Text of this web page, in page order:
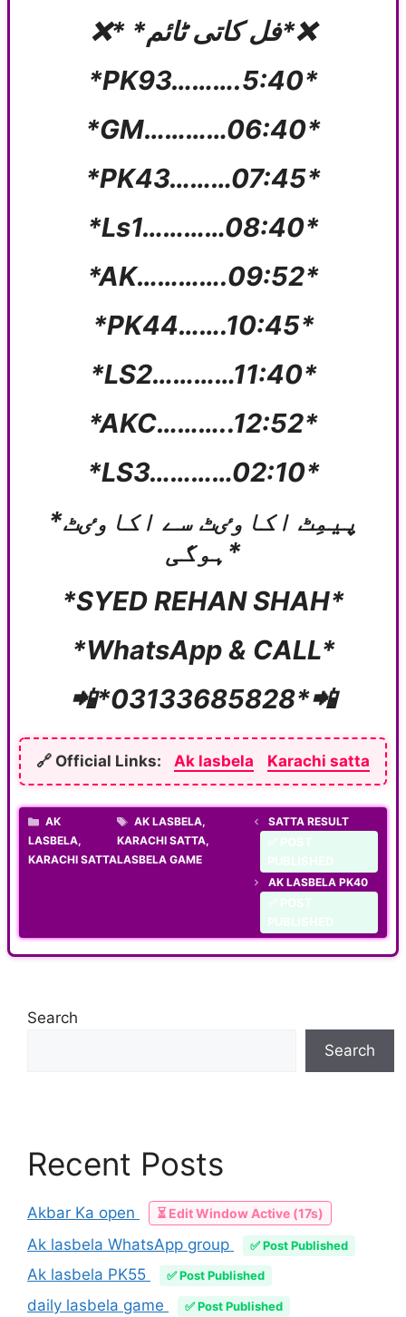
❌* *فل کاتی ٹائم*❌
*PK93……….5:40*
*GM…………06:40*
*PK43………07:45*
*Ls1…………08:40*
*AK………….09:52*
*PK44…….10:45*
*LS2…………11:40*
*AKC………..12:52*
*LS3…………02:10*
*پیمِٹ اکاوٸٹ سے اکاوٸٹ
ہوگی*
*SYED REHAN SHAH*
*WhatsApp & CALL*
📲*03133685828*📲
🔗 Official Links: Ak lasbela Karachi satta
CATEGORIES
AK
LASBELA,
KARACHI SATTA
TAGS
AK LASBELA,
KARACHI SATTA,
LASBELA GAME
SATTA RESULT
✅ POST
PUBLISHED
AK LASBELA PK40
✅ POST
PUBLISHED
Search
Search
Recent Posts
Akbar Ka open ⏳ Edit Window Active (17s)
Ak lasbela WhatsApp group ✅ Post Published
Ak lasbela PK55 ✅ Post Published
daily lasbela game ✅ Post Published